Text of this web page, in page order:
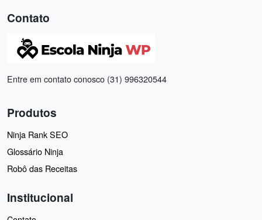
Contato
Entre em contato conosco (31) 996320544
Produtos
Ninja Rank SEO
Glossário Ninja
Robô das Receitas
Institucional